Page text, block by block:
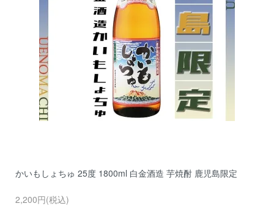
かいもしょちゅ 25度 1800ml 白金酒造 芋焼酎 鹿児島限定
2,200円(税込)